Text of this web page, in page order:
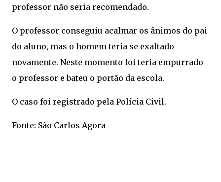
professor não seria recomendado.
O professor conseguiu acalmar os ânimos do pai
do aluno, mas o homem teria se exaltado
novamente. Neste momento foi teria empurrado
o professor e bateu o portão da escola.
O caso foi registrado pela Polícia Civil.
Fonte: São Carlos Agora